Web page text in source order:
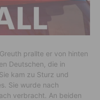
prallte er von hinten
Deutschen, die in
kam zu Sturz und
Sie wurde nach
verbracht. An beiden